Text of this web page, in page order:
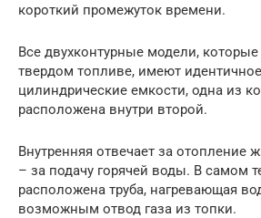
короткий промежуток времени.
Все двухконтурные модели,
твердом топливе, имеют
цилиндрические емкости, одна из
расположена внутри второй.
Внутренняя отвечает за отопление
– за подачу горячей воды. В самом
расположена труба, нагревающая
возможным отвод газа из топки.